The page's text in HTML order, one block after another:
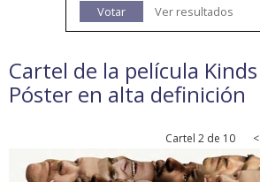
Votar
Ver resultados
Cartel de la película
Póster en alta definición
Cartel 2 de 10